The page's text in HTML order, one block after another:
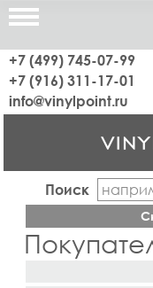
+7 (499) 745-07-99
+7 (916) 311-17-01
info@vinylpoint.ru
Поиск